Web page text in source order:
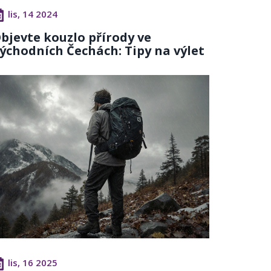
lis, 14 2024
kouzlo přírody ve
Čechách: Tipy na výlet
lis, 16 2025